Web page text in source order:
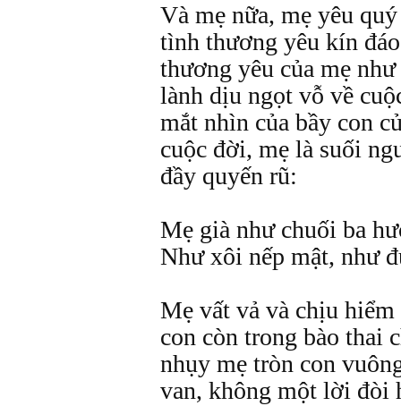
Và mẹ nữa, mẹ yêu
tình thương yêu kín
thương yêu của mẹ
lành dịu ngọt vỗ về
mắt nhìn của bầy con
cuộc đời, mẹ là suối
đầy quyến rũ:
Mẹ già như chuối ba
Như xôi nếp mật, như
Mẹ vất vả và chịu
con còn trong bào thai
nhụy mẹ tròn con
van, không một lời đòi